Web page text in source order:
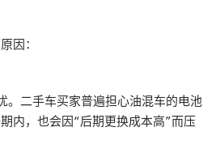
因：
。二手车买家普遍担心油混车的电池
内，也会因“后期更换成本高”而压